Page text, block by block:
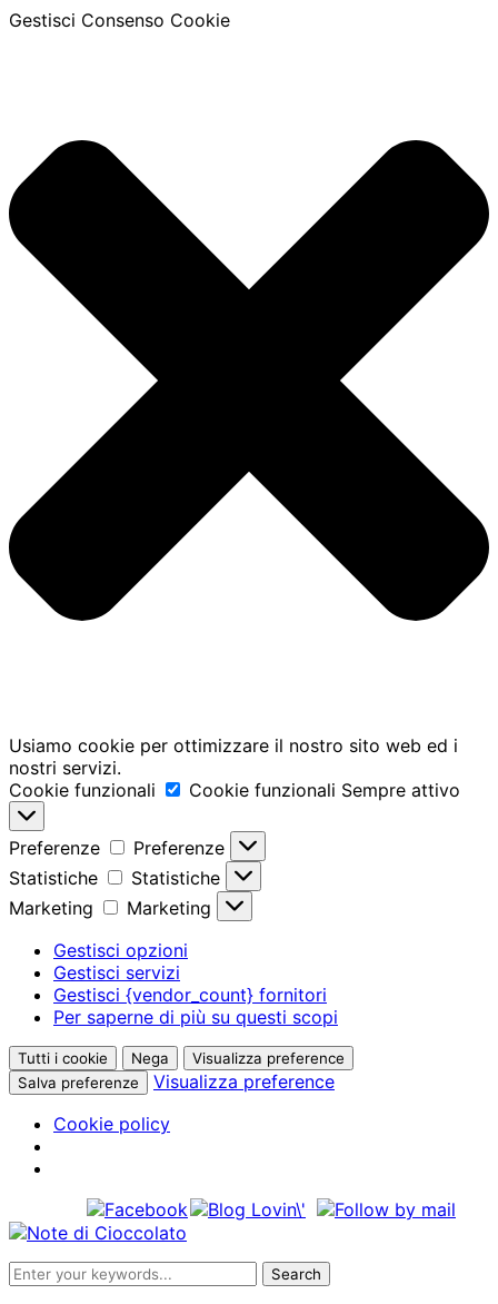
Gestisci Consenso Cookie
Usiamo cookie per ottimizzare il nostro sito web ed i
nostri servizi.
Cookie funzionali
Cookie funzionali Sempre attivo
Preferenze
Preferenze
Statistiche
Statistiche
Marketing
Marketing
Gestisci opzioni
Gestisci servizi
Gestisci {vendor_count} fornitori
Per saperne di più su questi scopi
Tutti i cookie Nega
Visualizza preference
Salva preferenze
Visualizza preference
Cookie policy